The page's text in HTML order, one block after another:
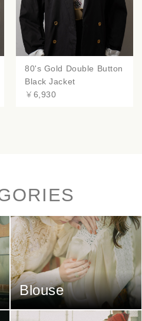
80's Gold Double Button
Black Jacket
￥6,930
Blouse